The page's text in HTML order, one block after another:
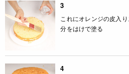
3
これにオレンジの皮入
分をはけで塗る
4